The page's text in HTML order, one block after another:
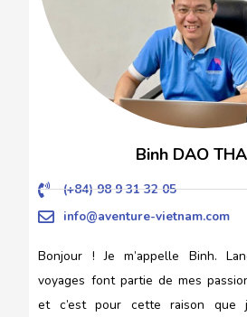
Binh DAO
(+84) 98 9 31 32 05
info@aventure-vietnam.com
Bonjour ! Je m’appelle Binh.
voyages font partie de mes
et c’est pour cette raison que